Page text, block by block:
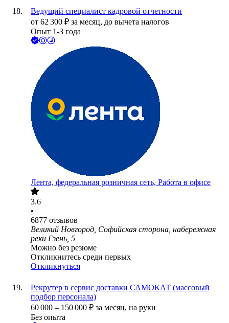
Ведущий специалист кадровой отчетности
от 62 300 ₽ за месяц, до вычета налогов
Опыт 1-3 года
Лента, федеральная розничная сеть, Работа в офисе
3.6
•
6877 отзывов
Великий Новгород, Софийская сторона, набережная
реки Гзень, 5
Можно без резюме
Откликнитесь среди первых
Откликнуться
Рекрутер в сервис доставки САМОКАТ (массовый
подбор персонала)
60 000 – 150 000 ₽ за месяц, на руки
Без опыта